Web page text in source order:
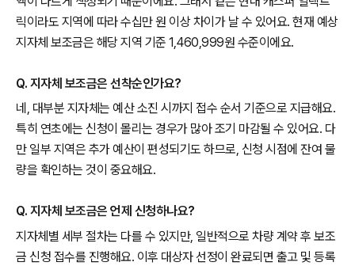
릭이라도 지역에 따라 수십만 원 이상 차이가 날 수 있어요. 현재 예상
지자체 보조금은 해당 지역 기준 1,460,999원 수준이에요.
Q. 지자체 보조금은 선착순인가요?
네, 대부분 지자체는 예산 소진 시까지 접수 순서 기준으로 지급해요.
특히 연초에는 신청이 몰리는 경우가 많아 조기 마감될 수 있어요. 다
만 일부 지역은 추가 예산이 편성되기도 하므로, 신청 시점에 잔여 물
량을 확인하는 것이 중요해요.
Q. 지자체 보조금은 언제 신청하나요?
지자체별 세부 절차는 다를 수 있지만, 일반적으로 차량 계약 후 보조
금 신청 접수를 진행해요. 이후 대상자 선정이 완료되면 출고 및 등록